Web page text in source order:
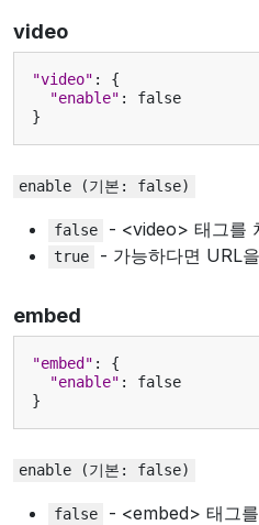
video
"video" :
{
"enable" :
false
}
enable (기본: false)
false - <video> 태그를
true - 가능하다면 URL
embed
"embed" :
{
"enable" :
false
}
enable (기본: false)
false - <embed> 태그